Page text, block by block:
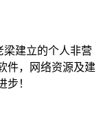
梁建立的个人非营
件，网络资源及建
步！